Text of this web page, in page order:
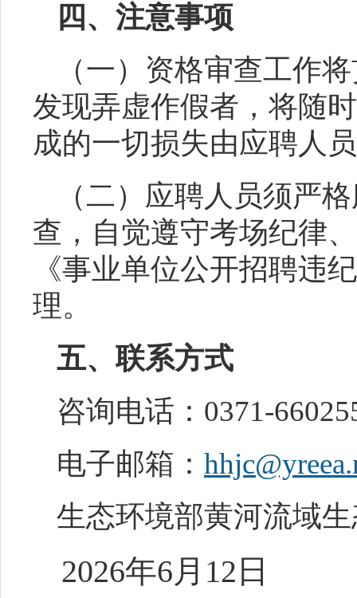
四 、 注意事项
（一） 资格审查工作
发现弄虚作假者，将随
成的一切损失由应聘人 员
（二） 应聘人 员须严
查，自觉遵守考场纪律
《事业单位公开招聘违
理。
五、联系方式
咨询电话： 0371-
电子邮箱：
生态环境部黄河流域
2026年6月 12日